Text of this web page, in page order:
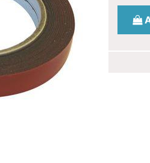
Quantità